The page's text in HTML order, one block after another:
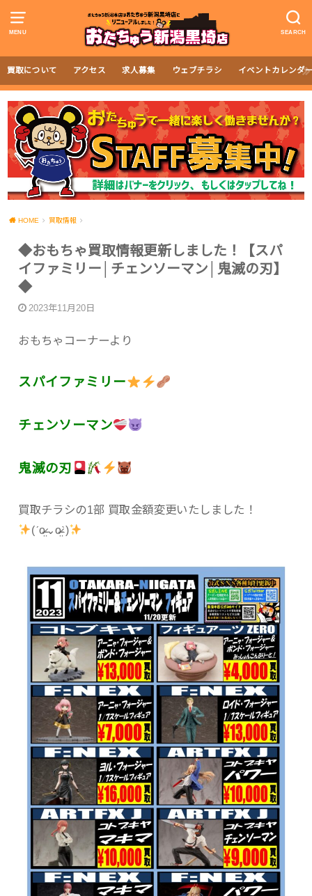
MENU SEARCH
買取について アクセス 求人募集 ウェブチラシ イベントカレンダ
HOME 買取情報
◆おもちゃ買取情報更新しました！【スパ
イファミリー│チェンソーマン│鬼滅の刃】
◆
2023年11月20日
おもちゃコーナーより
スパイファミリー
チェンソーマン
鬼滅の刃
買取チラシの1部 買取金額変更いたしました！
(ˊo̴̶̷̤⌄o̴̶̷̤ˋ)